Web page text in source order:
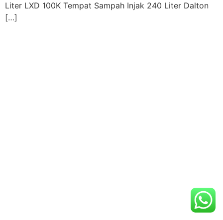
Liter LXD 100K Tempat Sampah Injak 240 Liter Dalton
[…]